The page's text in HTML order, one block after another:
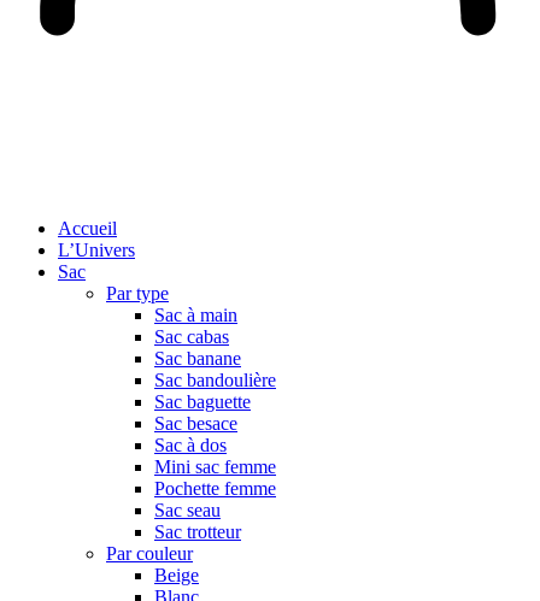
Accueil
L’Univers
Sac
Par type
Sac à main
Sac cabas
Sac banane
Sac bandoulière
Sac baguette
Sac besace
Sac à dos
Mini sac femme
Pochette femme
Sac seau
Sac trotteur
Par couleur
Beige
Blanc